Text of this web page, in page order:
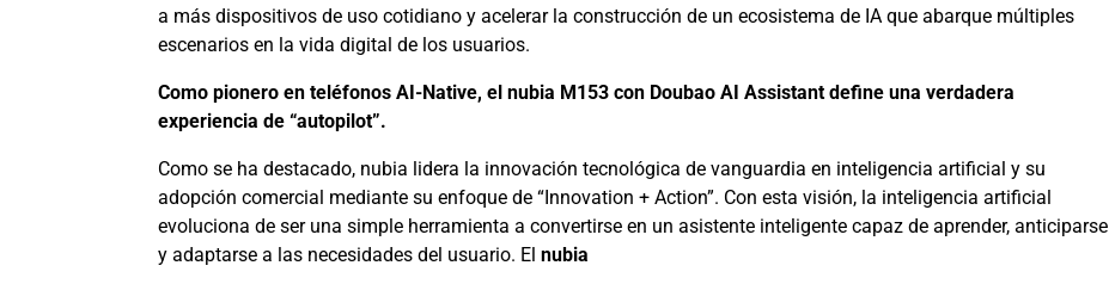
a más dispositivos de uso cotidiano y acelerar la construcción de un ecosistema de IA que abarque múltiples
escenarios en la vida digital de los usuarios.
Como pionero en teléfonos AI-Native, el nubia M153 con Doubao AI Assistant define una verdadera
experiencia de “autopilot”.
Como se ha destacado, nubia lidera la innovación tecnológica de vanguardia en inteligencia artificial y su
adopción comercial mediante su enfoque de “Innovation + Action”. Con esta visión, la inteligencia artificial
evoluciona de ser una simple herramienta a convertirse en un asistente inteligente capaz de aprender, anticiparse
y adaptarse a las necesidades del usuario. El nubia